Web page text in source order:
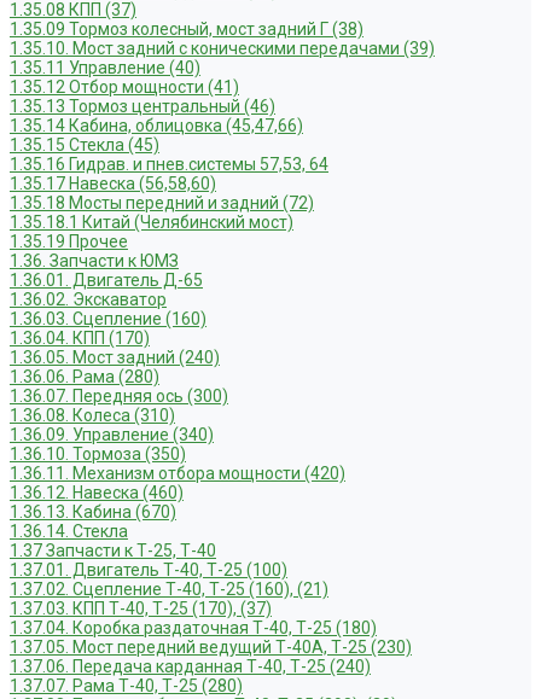
1.35.08 КПП (37)
1.35.09 Тормоз колесный, мост задний Г (38)
1.35.10. Мост задний с коническими передачами (39)
1.35.11 Управление (40)
1.35.12 Отбор мощности (41)
1.35.13 Тормоз центральный (46)
1.35.14 Кабина, облицовка (45,47,66)
1.35.15 Стекла (45)
1.35.16 Гидрав. и пнев.системы 57,53, 64
1.35.17 Навеска (56,58,60)
1.35.18 Мосты передний и задний (72)
1.35.18.1 Китай (Челябинский мост)
1.35.19 Прочее
1.36. Запчасти к ЮМЗ
1.36.01. Двигатель Д-65
1.36.02. Экскаватор
1.36.03. Сцепление (160)
1.36.04. КПП (170)
1.36.05. Мост задний (240)
1.36.06. Рама (280)
1.36.07. Передняя ось (300)
1.36.08. Колеса (310)
1.36.09. Управление (340)
1.36.10. Тормоза (350)
1.36.11. Механизм отбора мощности (420)
1.36.12. Навеска (460)
1.36.13. Кабина (670)
1.36.14. Стекла
1.37 Запчасти к Т-25, Т-40
1.37.01. Двигатель Т-40, Т-25 (100)
1.37.02. Сцепление Т-40, Т-25 (160), (21)
1.37.03. КПП Т-40, Т-25 (170), (37)
1.37.04. Коробка раздаточная Т-40, Т-25 (180)
1.37.05. Мост передний ведущий Т-40А, Т-25 (230)
1.37.06. Передача карданная Т-40, Т-25 (240)
1.37.07. Рама Т-40, Т-25 (280)